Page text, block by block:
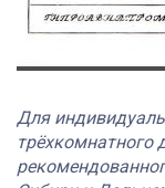
Для
трёхкомнатного